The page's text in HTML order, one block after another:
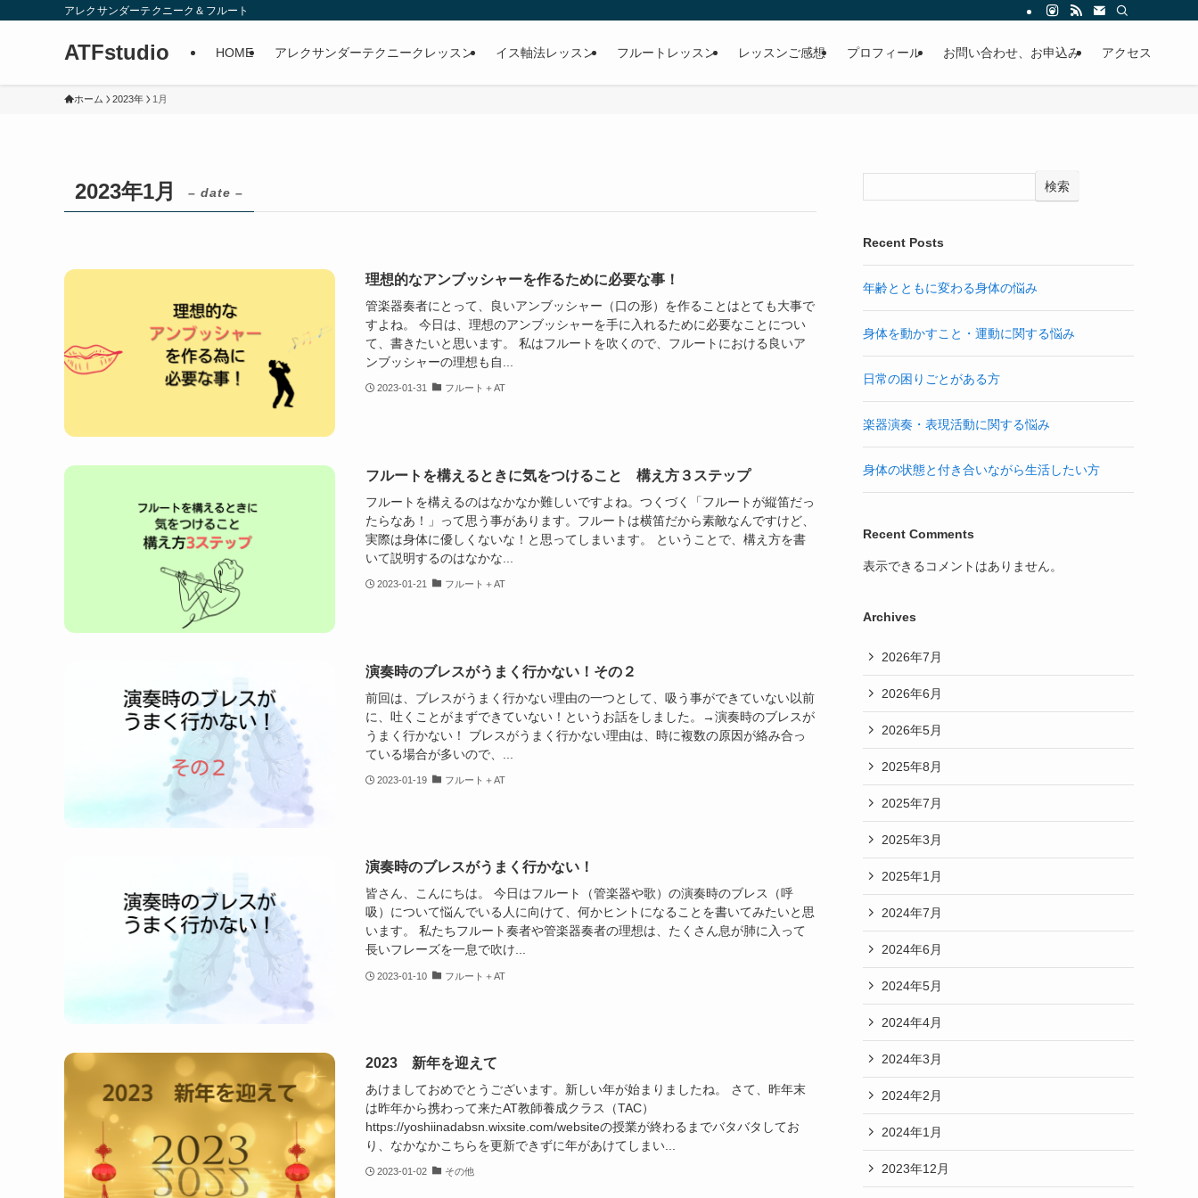
アレクサンダーテクニーク＆フルート
ATFstudio HOME アレクサンダーテクニークレッスン イス軸法レッスン フルートレッスン レッスンご感想 プロフィール お問い合わせ、お申込み アクセス
ホーム 2023年 1月
2023年1月 – date –
理想的なアンブッシャーを作るために必要な事！
管楽器奏者にとって、良いアンブッシャー（口の形）を作ることはとても大事で
すよね。 今日は、理想のアンブッシャーを手に入れるために必要なことについ
て、書きたいと思います。 私はフルートを吹くので、フルートにおける良いア
ンブッシャーの理想も自...
2023-01-31 フルート＋AT
フルートを構えるときに気をつけること 構え方３ステップ
フルートを構えるのはなかなか難しいですよね。つくづく「フルートが縦笛だっ
たらなあ！」って思う事があります。フルートは横笛だから素敵なんですけど、
実際は身体に優しくないな！と思ってしまいます。 ということで、構え方を書
いて説明するのはなかな...
2023-01-21 フルート＋AT
演奏時のブレスがうまく行かない！その２
前回は、ブレスがうまく行かない理由の一つとして、吸う事ができていない以前
に、吐くことがまずできていない！というお話をしました。→演奏時のブレスが
うまく行かない！ ブレスがうまく行かない理由は、時に複数の原因が絡み合っ
ている場合が多いので、...
2023-01-19 フルート＋AT
演奏時のブレスがうまく行かない！
皆さん、こんにちは。 今日はフルート（管楽器や歌）の演奏時のブレス（呼
吸）について悩んでいる人に向けて、何かヒントになることを書いてみたいと思
います。 私たちフルート奏者や管楽器奏者の理想は、たくさん息が肺に入って
長いフレーズを一息で吹け...
2023-01-10 フルート＋AT
2023 新年を迎えて
あけましておめでとうございます。新しい年が始まりましたね。 さて、昨年末
は昨年から携わって来たAT教師養成クラス（TAC）
https://yoshiinadabsn.wixsite.com/websiteの授業が終わるまでバタバタしてお
り、なかなかこちらを更新できずに年があけてしまい...
2023-01-02 その他
検索
Recent Posts
年齢とともに変わる身体の悩み
身体を動かすこと・運動に関する悩み
日常の困りごとがある方
楽器演奏・表現活動に関する悩み
身体の状態と付き合いながら生活したい方
Recent Comments
表示できるコメントはありません。
Archives
2026年7月
2026年6月
2026年5月
2025年8月
2025年7月
2025年3月
2025年1月
2024年7月
2024年6月
2024年5月
2024年4月
2024年3月
2024年2月
2024年1月
2023年12月